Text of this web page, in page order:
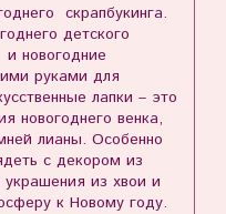
скрапбукинга.
детского
новогодние
руками для
лапки – это
новогоднего венка,
лианы. Особенно
с декором из
из хвои и
к Новому году.